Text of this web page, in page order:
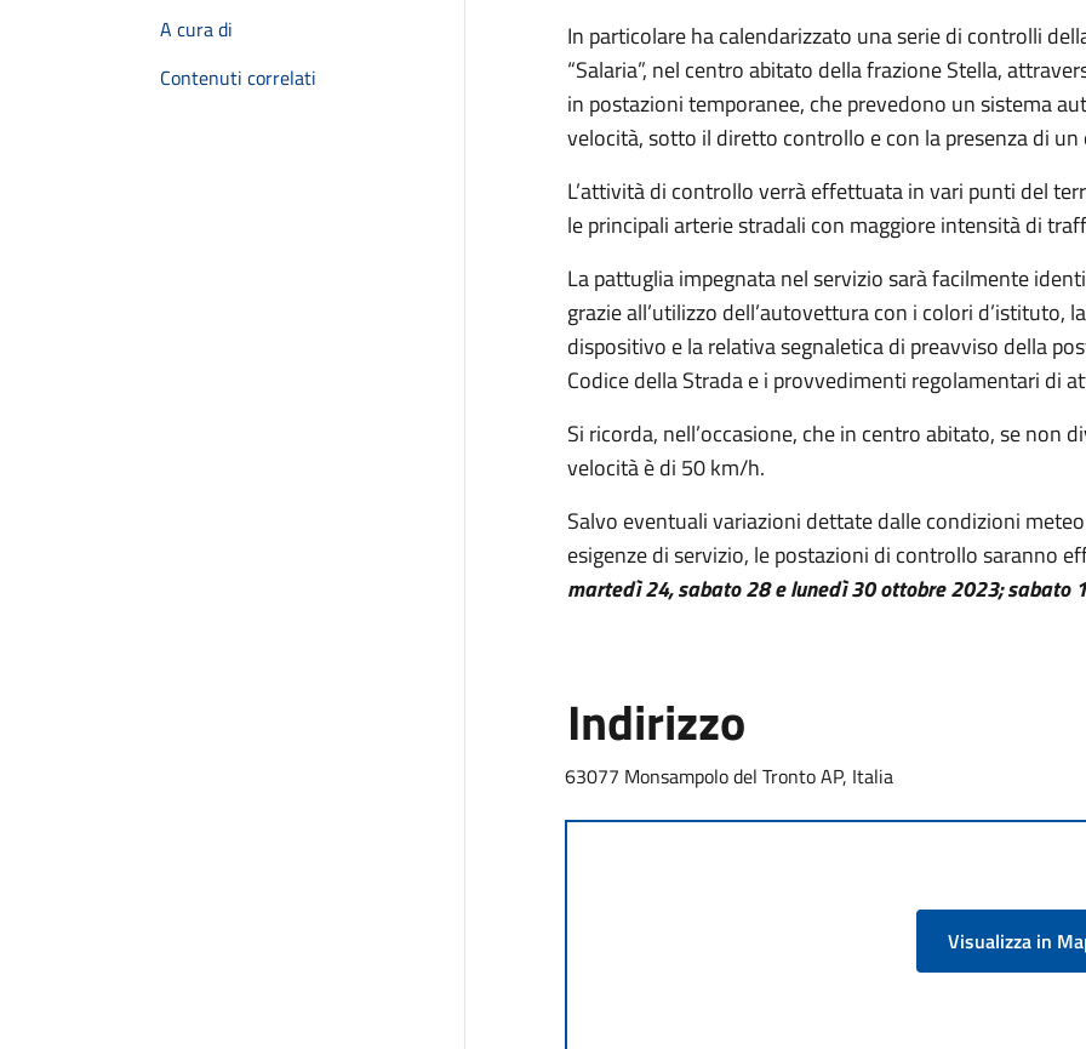
A cura di
Contenuti correlati
In particolare ha calendarizzato una serie di controlli
“Salaria”, nel centro abitato della frazione Stella,
in postazioni temporanee, che prevedono un sistema
velocità, sotto il diretto controllo e con la presenza di
L’attività di controllo verrà effettuata in vari punti del
le principali arterie stradali con maggiore intensità di
La pattuglia impegnata nel servizio sarà facilmente
grazie all’utilizzo dell’autovettura con i colori d’istituto,
dispositivo e la relativa segnaletica di preavviso della
Codice della Strada e i provvedimenti regolamentari di
Si ricorda, nell’occasione, che in centro abitato, se non
velocità è di 50 km/h.
Salvo eventuali variazioni dettate dalle condizioni
esigenze di servizio, le postazioni di controllo saranno
martedì 24, sabato 28 e lunedì 30 ottobre 2023; sabato
Indirizzo
63077 Monsampolo del Tronto AP, Italia
Visualizza in